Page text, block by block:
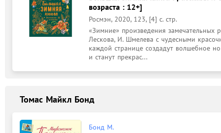
возраста : 12+]
Росмэн, 2020, 123, [4] с. стр.
«Зимние» произведения замечательных
Лескова, И. Шмелева с чудесными
каждой странице создадут волшебное
и станут прекрас...
Томас Майкл Бонд
Бонд М.